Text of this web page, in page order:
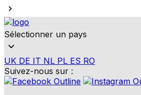
Sélectionner un pays
UK DE IT NL PL ES RO
Suivez-nous sur :